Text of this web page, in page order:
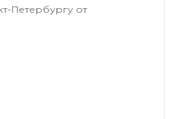
Петербургу от